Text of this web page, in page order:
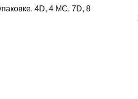
4D, 4 MC, 7D, 8